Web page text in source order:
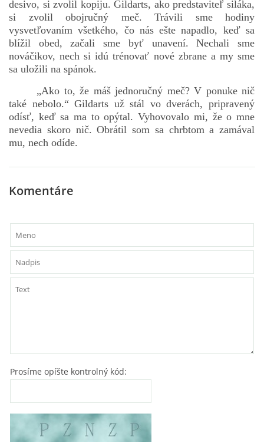
desivo, si zvolil kopiju. Gildarts, ako predstaviteľ siláka,
si zvolil obojručný meč. Trávili sme hodiny
vysvetľovaním všetkého, čo nás ešte napadlo, keď sa
blížil obed, začali sme byť unavení. Nechali sme
nováčikov, nech si idú trénovať nové zbrane a my sme
sa uložili na spánok.
„Ako to, že máš jednoručný meč? V ponuke nič
také nebolo.“ Gildarts už stál vo dverách, pripravený
odísť, keď sa ma to opýtal. Vyhovovalo mi, že o mne
nevedia skoro nič. Obrátil som sa chrbtom a zamával
mu, nech odíde.
Komentáre
Prosíme opíšte kontrolný kód: